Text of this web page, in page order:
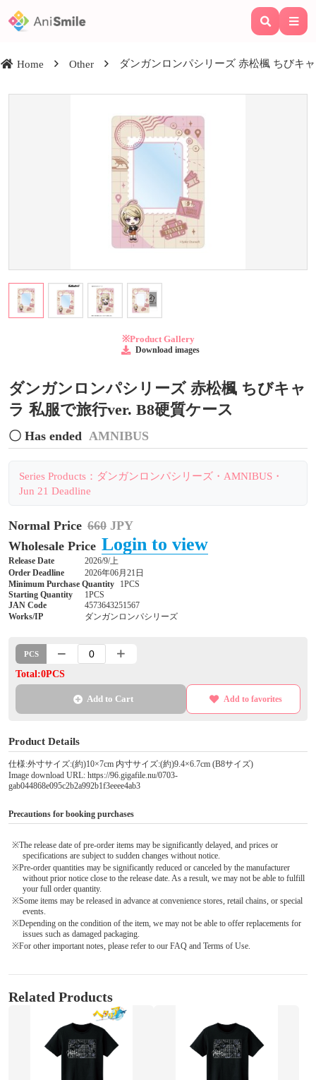
Home Other ダンガンロンパシリーズ 赤松楓 ちびキ
※Product Gallery
Download images
ダンガンロンパシリーズ 赤松楓 ちびキャ
ラ 私服で旅行ver. B8硬質ケース
〇 Has ended AMNIBUS
Series Products：ダンガンロンパシリーズ・AMNIBUS・
Jun 21 Deadline
Normal Price 660 JPY
Wholesale Price Login to view
Release Date
2026/9/上
Order Deadline
2026年06月21日
Minimum Purchase Quantity
1PCS
Starting Quantity
1PCS
JAN Code
4573643251567
Works/IP
ダンガンロンパシリーズ
PCS
Total:0PCS
Add to Cart Add to favorites
Product Details
仕様:外寸サイズ:(約)10×7cm 内寸サイズ:(約)9.4×6.7cm (B8サイズ)
Image download URL: https://96.gigafile.nu/0703-
gab044868e095c2b2a992b1f3eeee4ab3
Precautions for booking purchases
※The release date of pre-order items may be significantly delayed, and prices or
specifications are subject to sudden changes without notice.
※Pre-order quantities may be significantly reduced or canceled by the manufacturer
without prior notice close to the release date. As a result, we may not be able to fulfill
your full order quantity.
※Some items may be released in advance at convenience stores, retail chains, or special
events.
※Depending on the condition of the item, we may not be able to offer replacements for
issues such as damaged packaging.
※For other important notes, please refer to our FAQ and Terms of Use.
Related Products